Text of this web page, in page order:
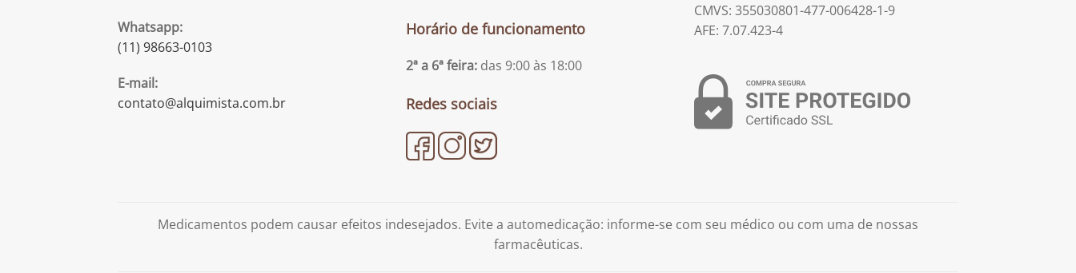
Whatsapp:
(11) 98663-0103
E-mail:
contato@alquimista.com.br
Horário de funcionamento
2ª a 6ª feira: das 9:00 às 18:00
Redes sociais
CMVS: 355030801-477-006428-1-9
AFE: 7.07.423-4
Medicamentos podem causar efeitos indesejados. Evite a automedicação: informe-se com seu médico ou com uma de nossas
farmacêuticas.